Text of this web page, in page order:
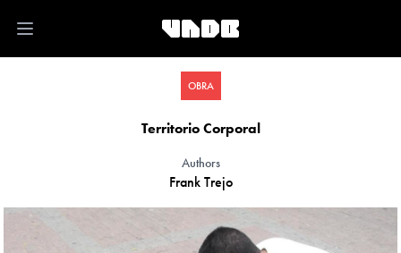
Open main menu
OBRA
Territorio Corporal
Authors
Frank Trejo